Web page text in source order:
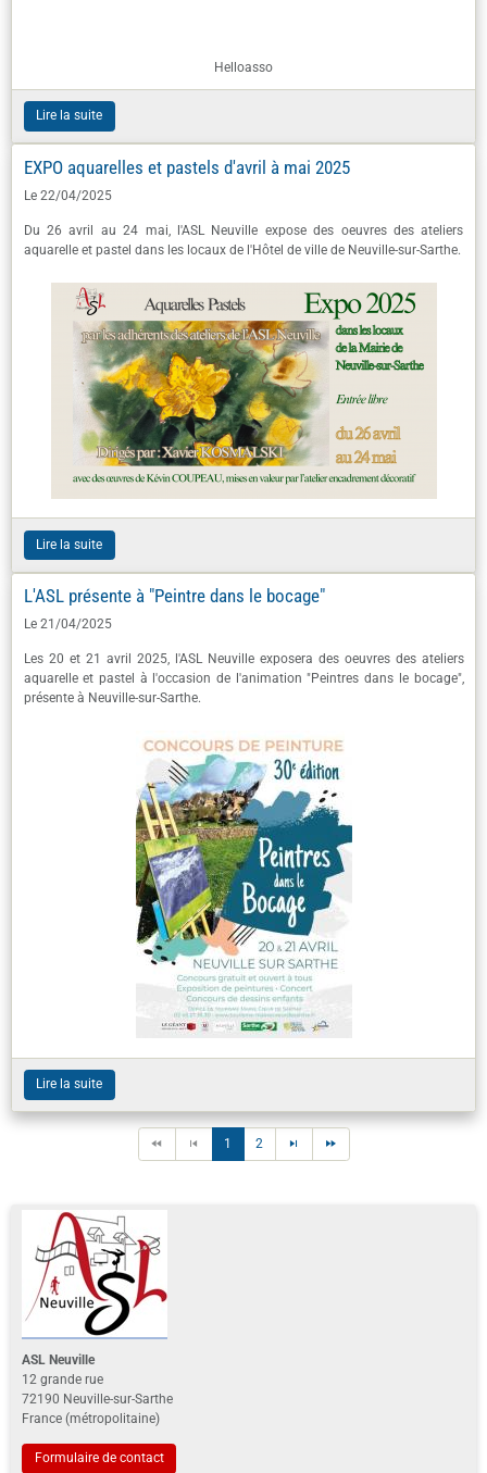
Helloasso
Lire la suite
EXPO aquarelles et pastels d'avril à mai 2025
Le 22/04/2025
Du 26 avril au 24 mai, l'ASL Neuville expose des oeuvres des ateliers
aquarelle et pastel dans les locaux de l'Hôtel de ville de Neuville-sur-Sarthe.
Lire la suite
L'ASL présente à "Peintre dans le bocage"
Le 21/04/2025
Les 20 et 21 avril 2025, l'ASL Neuville exposera des oeuvres des ateliers
aquarelle et pastel à l'occasion de l'animation "Peintres dans le bocage",
présente à Neuville-sur-Sarthe.
Lire la suite
1 2
ASL Neuville
12 grande rue
72190 Neuville-sur-Sarthe
France (métropolitaine)
Formulaire de contact